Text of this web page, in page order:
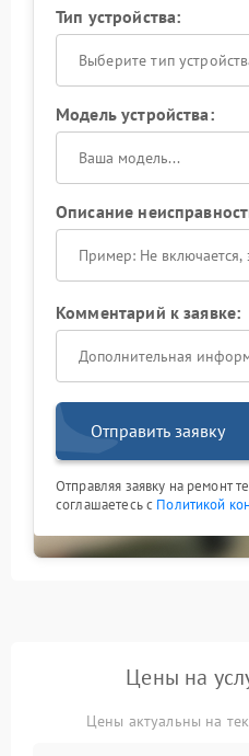
Тип устройства:
Выберите тип
Модель устройства:
Описание
Комментарий к заявке:
Отправить заявку
Отправляя заявку на ремонт
соглашаетесь с Политикой
Цены на
Цены актуальны на